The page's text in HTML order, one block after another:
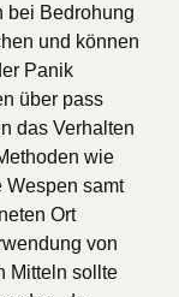
bei Bedrohung
und können
Panik
über pass
das Verhalten
wie
Wespen samt
Ort
von
Mitteln sollte